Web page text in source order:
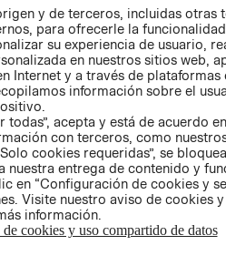
COOKIES
LIBRO DE
y de terceros, incluidas otras
para ofrecerle la
su experiencia de usuario,
en nuestros sitios web,
Internet y a través de plataformas
información sobre el
todas”, acepta y está de acuerdo
con terceros, como
cookies requeridas”, se
nuestra entrega de contenido y
en “Configuración de cookies y
Visite nuestro aviso de cookies
información.
cookies y uso compartido de datos